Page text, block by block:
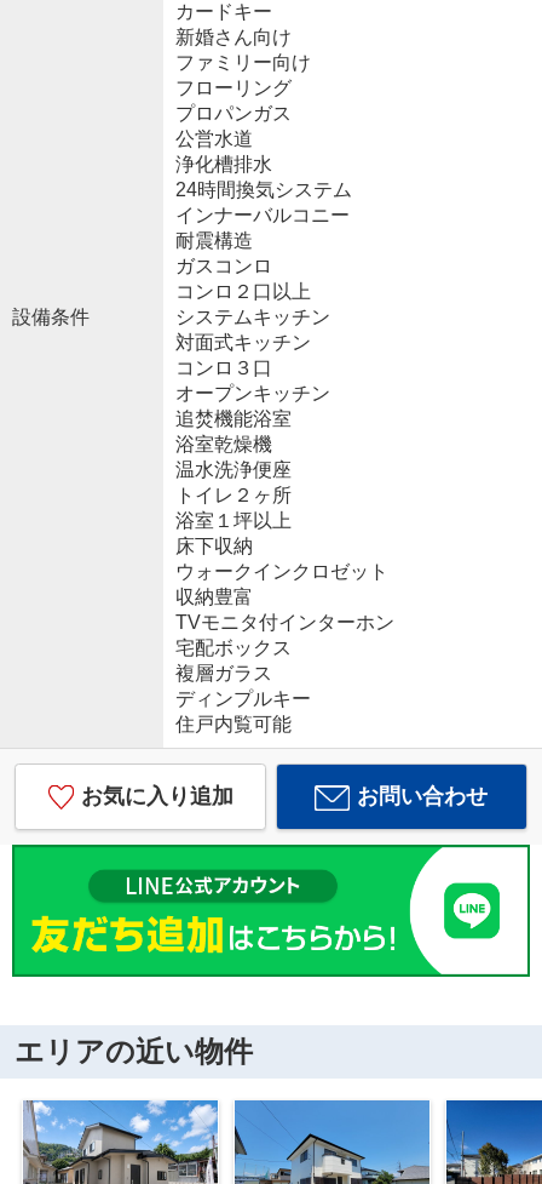
設備条件
カードキー
新婚さん向け
ファミリー向け
フローリング
プロパンガス
公営水道
浄化槽排水
24時間換気システム
インナーバルコニー
耐震構造
ガスコンロ
コンロ２口以上
システムキッチン
対面式キッチン
コンロ３口
オープンキッチン
追焚機能浴室
浴室乾燥機
温水洗浄便座
トイレ２ヶ所
浴室１坪以上
床下収納
ウォークインクロゼット
収納豊富
TVモニタ付インターホン
宅配ボックス
複層ガラス
ディンプルキー
住戸内覧可能
お気に入り追加 お問い合わせ
エリアの近い物件